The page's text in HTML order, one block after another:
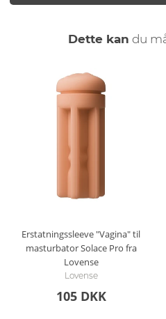
Dette kan du
Erstatningssleeve "Vagina" til
masturbator Solace Pro fra
Lovense
Lovense
105 DKK